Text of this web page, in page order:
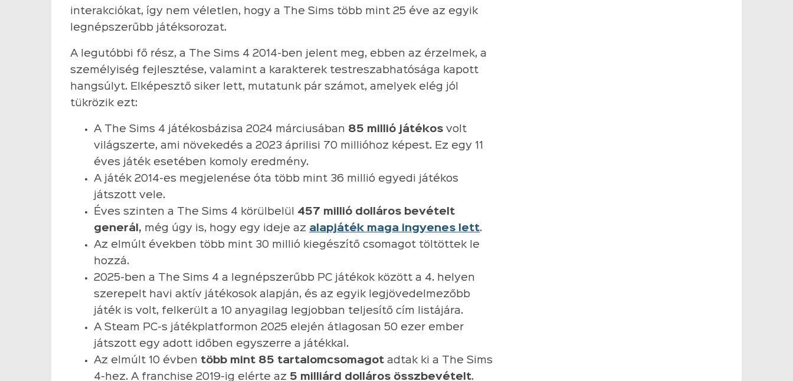
interakciókat, így nem véletlen, hogy a The Sims több mint 25 éve az egyik
legnépszerűbb játéksorozat.
A legutóbbi fő rész, a The Sims 4 2014-ben jelent meg, ebben az érzelmek, a
személyiség fejlesztése, valamint a karakterek testreszabhatósága kapott
hangsúlyt. Elképesztő siker lett, mutatunk pár számot, amelyek elég jól
tükrözik ezt:
A The Sims 4 játékosbázisa 2024 márciusában 85 millió játékos volt
világszerte, ami növekedés a 2023 áprilisi 70 millióhoz képest. Ez egy 11
éves játék esetében komoly eredmény.
A játék 2014-es megjelenése óta több mint 36 millió egyedi játékos
játszott vele.
Éves szinten a The Sims 4 körülbelül 457 millió dolláros bevételt
generál, még úgy is, hogy egy ideje az alapjáték maga ingyenes lett.
Az elmúlt években több mint 30 millió kiegészítő csomagot töltöttek le
hozzá.
2025-ben a The Sims 4 a legnépszerűbb PC játékok között a 4. helyen
szerepelt havi aktív játékosok alapján, és az egyik legjövedelmezőbb
játék is volt, felkerült a 10 anyagilag legjobban teljesítő cím listájára.
A Steam PC-s játékplatformon 2025 elején átlagosan 50 ezer ember
játszott egy adott időben egyszerre a játékkal.
Az elmúlt 10 évben több mint 85 tartalomcsomagot adtak ki a The Sims
4-hez. A franchise 2019-ig elérte az 5 milliárd dolláros összbevételt.